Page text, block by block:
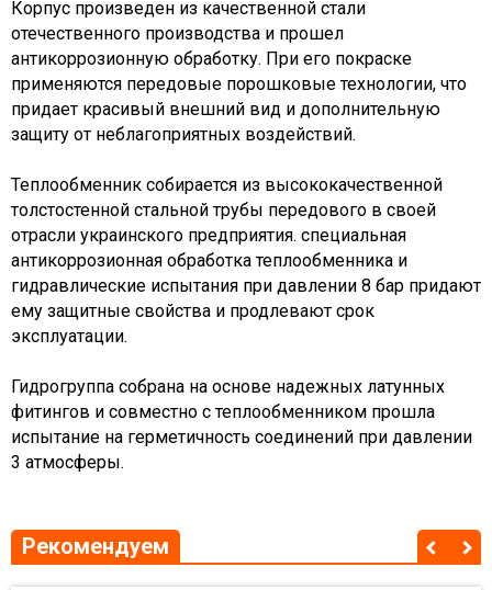
Корпус произведен из качественной стали
отечественного производства и прошел
антикоррозионную обработку. При его покраске
применяются передовые порошковые технологии, что
придает красивый внешний вид и дополнительную
защиту от неблагоприятных воздействий.
Теплообменник собирается из высококачественной
толстостенной стальной трубы передового в своей
отрасли украинского предприятия. специальная
антикоррозионная обработка теплообменника и
гидравлические испытания при давлении 8 бар придают
ему защитные свойства и продлевают срок
эксплуатации.
Гидрогруппа собрана на основе надежных латунных
фитингов и совместно с теплообменником прошла
испытание на герметичность соединений при давлении
3 атмосферы.
Рекомендуем